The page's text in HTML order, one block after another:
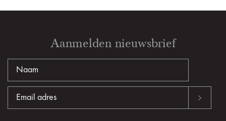
Aanmelden nieuwsbrief